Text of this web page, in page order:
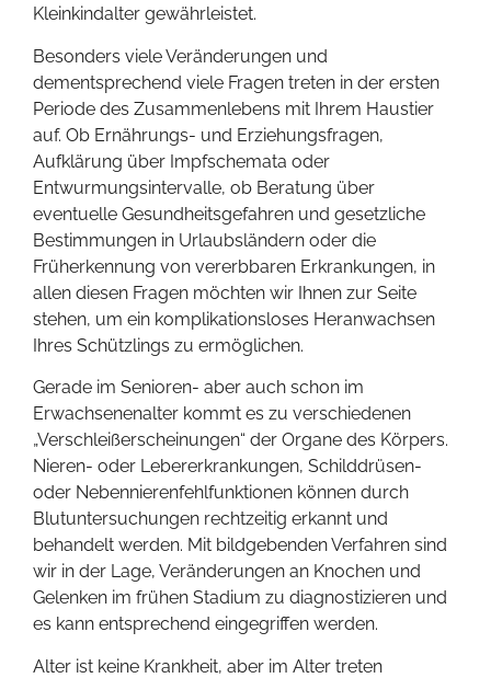
Kleinkindalter gewährleistet.
Besonders viele Veränderungen und
dementsprechend viele Fragen treten in der ersten
Periode des Zusammenlebens mit Ihrem Haustier
auf. Ob Ernährungs- und Erziehungsfragen,
Aufklärung über Impfschemata oder
Entwurmungsintervalle, ob Beratung über
eventuelle Gesundheitsgefahren und gesetzliche
Bestimmungen in Urlaubsländern oder die
Früherkennung von vererbbaren Erkrankungen, in
allen diesen Fragen möchten wir Ihnen zur Seite
stehen, um ein komplikationsloses Heranwachsen
Ihres Schützlings zu ermöglichen.
Gerade im Senioren- aber auch schon im
Erwachsenenalter kommt es zu verschiedenen
„Verschleißerscheinungen“ der Organe des Körpers.
Nieren- oder Lebererkrankungen, Schilddrüsen-
oder Nebennierenfehlfunktionen können durch
Blutuntersuchungen rechtzeitig erkannt und
behandelt werden. Mit bildgebenden Verfahren sind
wir in der Lage, Veränderungen an Knochen und
Gelenken im frühen Stadium zu diagnostizieren und
es kann entsprechend eingegriffen werden.
Alter ist keine Krankheit, aber im Alter treten